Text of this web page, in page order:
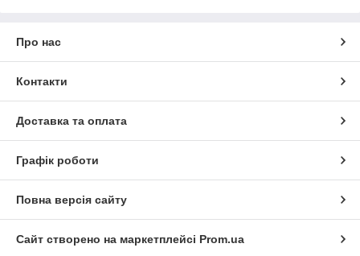
Про нас
Контакти
Доставка та оплата
Графік роботи
Повна версія сайту
Сайт створено на маркетплейсі Prom.ua